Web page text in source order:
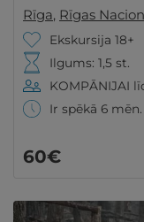
Rīga, Rīgas
Ekskursija 18+
Ilgums: 1,5 st.
KOMPĀNIJAI
Ir spēkā 6
60€